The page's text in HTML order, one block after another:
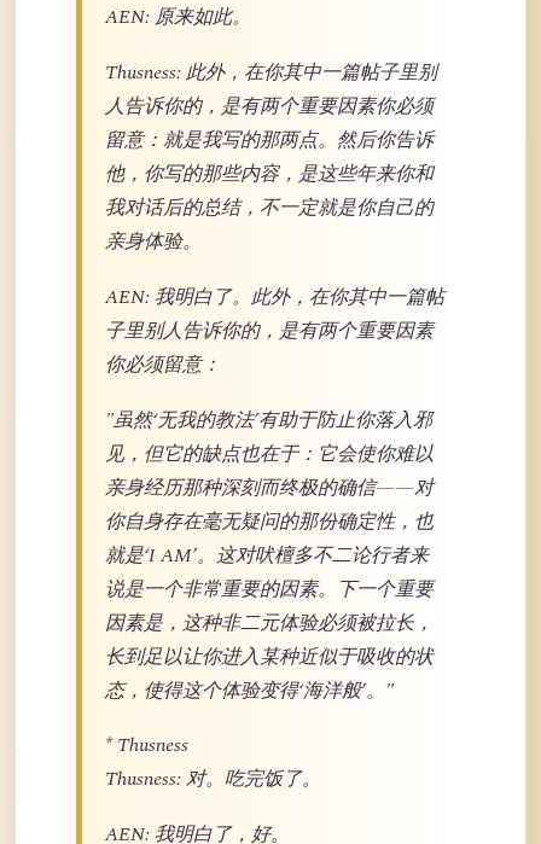
AEN: 原来如此。
Thusness: 此外，在你其中一篇帖子里别
人告诉你的，是有两个重要因素你必须
留意：就是我写的那两点。然后你告诉
他，你写的那些内容，是这些年来你和
我对话后的总结，不一定就是你自己的
亲身体验。
AEN: 我明白了。此外，在你其中一篇帖
子里别人告诉你的，是有两个重要因素
你必须留意：
"虽然‘无我的教法’有助于防止你落入邪
见，但它的缺点也在于：它会使你难以
亲身经历那种深刻而终极的确信——对
你自身存在毫无疑问的那份确定性，也
就是‘I AM’。这对吠檀多不二论行者来
说是一个非常重要的因素。下一个重要
因素是，这种非二元体验必须被拉长，
长到足以让你进入某种近似于吸收的状
态，使得这个体验变得‘海洋般’。"
* Thusness
Thusness: 对。吃完饭了。
AEN: 我明白了，好。